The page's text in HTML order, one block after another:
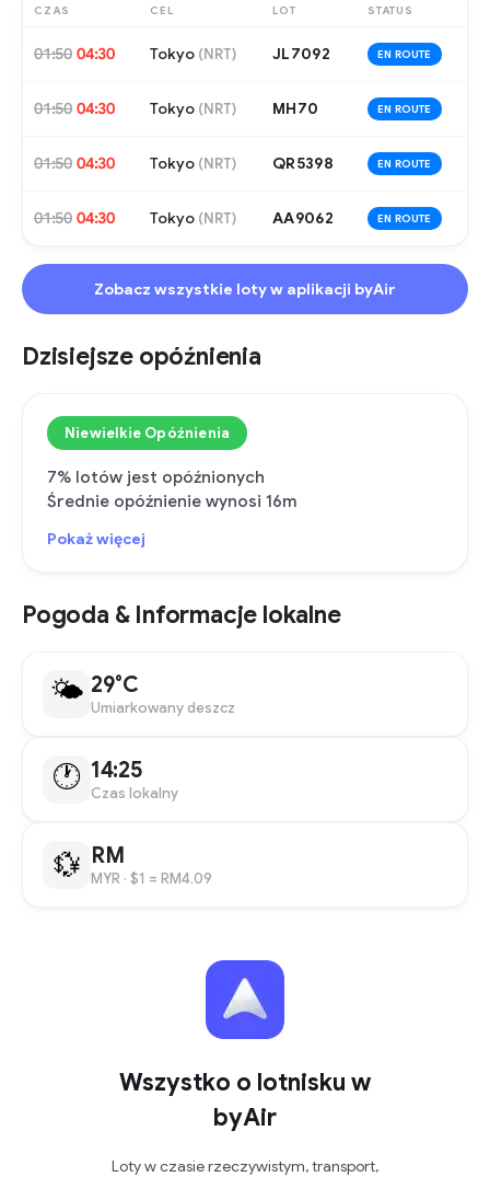
CZAS CEL LOT STATUS
01:50 04:30 Tokyo (NRT) JL7092 EN ROUTE
01:50 04:30 Tokyo (NRT) MH70 EN ROUTE
01:50 04:30 Tokyo (NRT) QR5398 EN ROUTE
01:50 04:30 Tokyo (NRT) AA9062 EN ROUTE
Zobacz wszystkie loty w aplikacji byAir
Dzisiejsze opóźnienia
Niewielkie Opóźnienia
7% lotów jest opóźnionych
Średnie opóźnienie wynosi 16m
Pokaż więcej
Pogoda & Informacje lokalne
🌤 29°C
Umiarkowany deszcz
🕐 14:25
Czas lokalny
💱 RM
MYR · $1 = RM4.09
Wszystko o lotnisku w
byAir
Loty w czasie rzeczywistym, transport,